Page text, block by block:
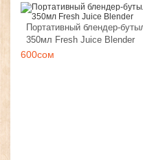
Портативный блендер-
350мл Fresh Juice Blender
600сом